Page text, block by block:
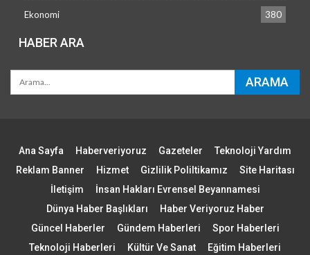
Ekonomi 380
HABER ARA
Ana Sayfa Haberveriyoruz Gazeteler
Teknoloji Yardım
Reklam Banner
Hizmet Gizlilik Poliltikamız
Site Haritası
İletişim
İnsan Hakları Evrensel Beyannamesi
Dünya Haber Başlıkları
Haber Veriyoruz Haber
Güncel Haberler
Gündem Haberleri
Spor Haberleri
Teknoloji Haberleri
Kültür Ve Sanat Eğitim Haberleri